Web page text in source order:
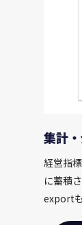
集計
経営指
に蓄積
exportも